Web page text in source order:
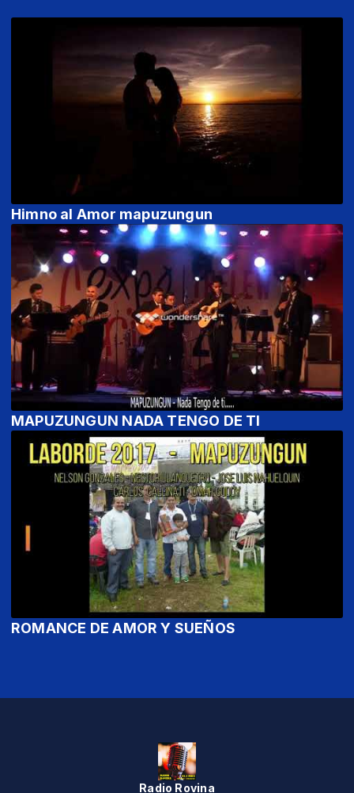
Himno al Amor mapuzungun
MAPUZUNGUN NADA TENGO DE TI
ROMANCE DE AMOR Y SUEÑOS
Radio Rovina